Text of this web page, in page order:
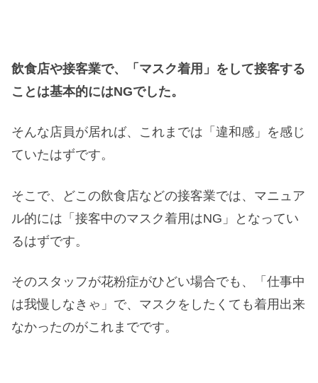
飲食店や接客業で、「マスク着用」をして接客する
ことは基本的にはNGでした。
そんな店員が居れば、これまでは「違和感」を感じ
ていたはずです。
そこで、どこの飲食店などの接客業では、マニュア
ル的には「接客中のマスク着用はNG」となってい
るはずです。
そのスタッフが花粉症がひどい場合でも、「仕事中
は我慢しなきゃ」で、マスクをしたくても着用出来
なかったのがこれまでです。